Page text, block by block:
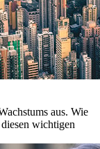
aus. Wie
wichtigen